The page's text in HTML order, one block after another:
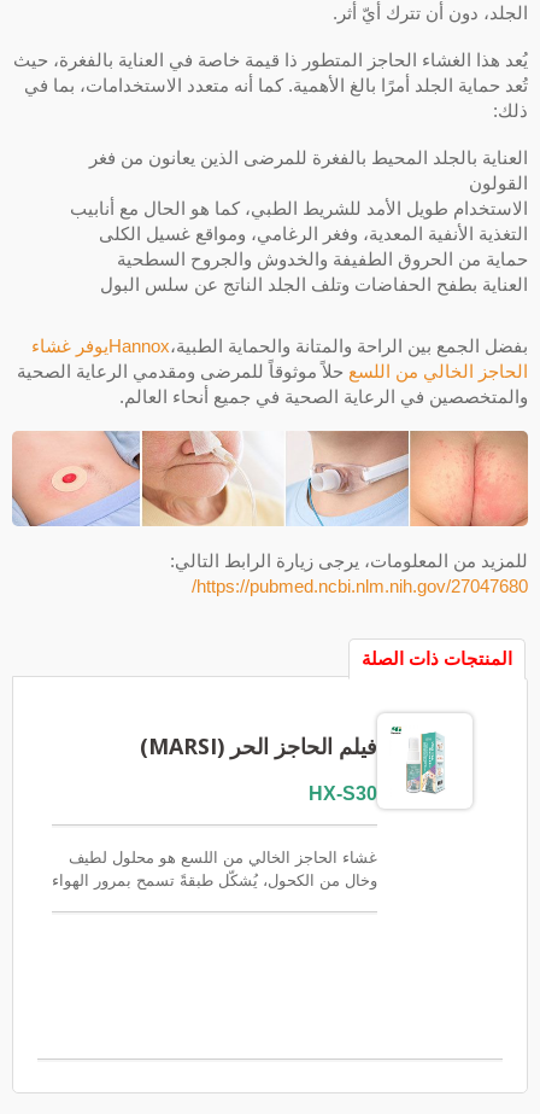
الجلد، دون أن تترك أيّ أثر.
يُعد هذا الغشاء الحاجز المتطور ذا قيمة خاصة في العناية بالفغرة، حيث
تُعد حماية الجلد أمرًا بالغ الأهمية. كما أنه متعدد الاستخدامات، بما في
ذلك:
العناية بالجلد المحيط بالفغرة للمرضى الذين يعانون من فغر
القولون
الاستخدام طويل الأمد للشريط الطبي، كما هو الحال مع أنابيب
التغذية الأنفية المعدية، وفغر الرغامي، ومواقع غسيل الكلى
حماية من الحروق الطفيفة والخدوش والجروح السطحية
العناية بطفح الحفاضات وتلف الجلد الناتج عن سلس البول
بفضل الجمع بين الراحة والمتانة والحماية الطبية،
Hannoxيوفر غشاء
الحاجز الخالي من اللسع حلاً موثوقاً للمرضى ومقدمي الرعاية الصحية
والمتخصصين في الرعاية الصحية في جميع أنحاء العالم.
للمزيد من المعلومات، يرجى زيارة الرابط التالي:
https://pubmed.ncbi.nlm.nih.gov/27047680/
المنتجات ذات الصلة
فيلم الحاجز الحر (MARSI)
HX-S30
غشاء الحاجز الخالي من اللسع هو محلول لطيف
وخالٍ من الكحول، يُشكّل طبقةً تسمح بمرور الهواء